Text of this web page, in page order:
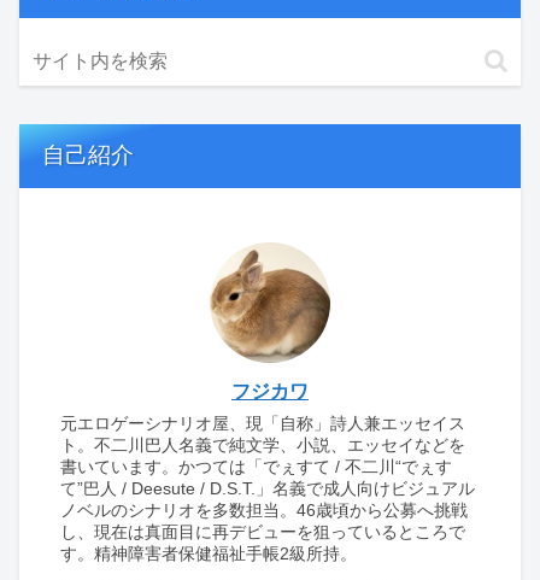
自己紹介
フジカワ
元エロゲーシナリオ屋、現「自称」詩人兼エッセイス
ト。不二川巴人名義で純文学、小説、エッセイなどを
書いています。かつては「でぇすて / 不二川“でぇす
て”巴人 / Deesute / D.S.T.」名義で成人向けビジュアル
ノベルのシナリオを多数担当。46歳頃から公募へ挑戦
し、現在は真面目に再デビューを狙っているところで
す。精神障害者保健福祉手帳2級所持。